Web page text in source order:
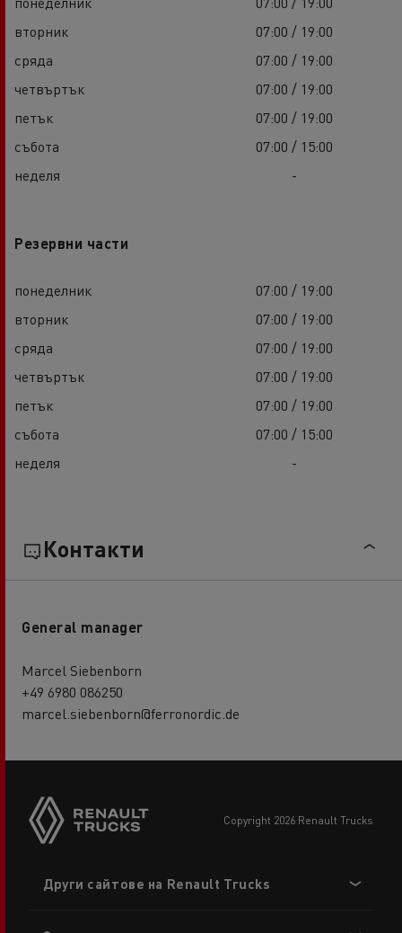
вторник
07:00 / 19:00
сряда
07:00 / 19:00
четвъртък
07:00 / 19:00
петък
07:00 / 19:00
събота
07:00 / 15:00
неделя
-
Резервни части
понеделник
07:00 / 19:00
вторник
07:00 / 19:00
сряда
07:00 / 19:00
четвъртък
07:00 / 19:00
петък
07:00 / 19:00
събота
07:00 / 15:00
неделя
-
Контакти
General manager
Marcel Siebenborn
+49 6980 086250
marcel.siebenborn@ferronordic.de
copyright 2026 Renault Trucks
menu
Други сайтове на Renault Trucks